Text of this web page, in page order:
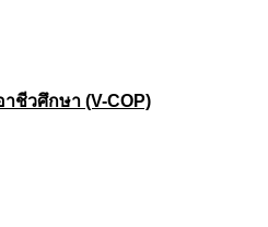
ชีวศึกษา (V-COP)